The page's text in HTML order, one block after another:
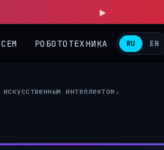
RU EN
интеллектом.